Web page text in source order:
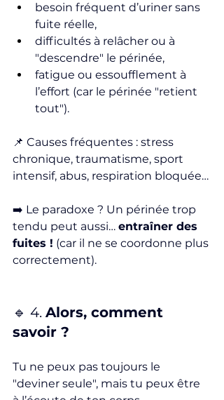
besoin fréquent d’uriner sans
fuite réelle,
difficultés à relâcher ou à
"descendre" le périnée,
fatigue ou essoufflement à
l’effort (car le périnée "retient
tout").
📌 Causes fréquentes : stress
chronique, traumatisme, sport
intensif, abus, respiration bloquée…
➡️ Le paradoxe ? Un périnée trop
tendu peut aussi… entraîner des
fuites ! (car il ne se coordonne plus
correctement).
🔹 4. Alors, comment
savoir ?
Tu ne peux pas toujours le
"deviner seule", mais tu peux être